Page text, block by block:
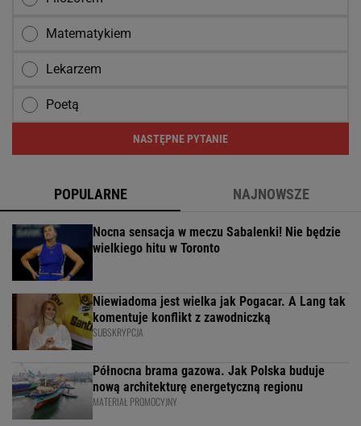
Matematykiem
Lekarzem
Poetą
NASTĘPNE PYTANIE
POPULARNE NAJNOWSZE
Nocna sensacja w meczu Sabalenki! Nie będzie
wielkiego hitu w Toronto
Niewiadoma jest wielka jak Pogacar. A Lang tak
komentuje konflikt z zawodniczką
SUBSKRYPCJA
Północna brama gazowa. Jak Polska buduje
nową architekturę energetyczną regionu
MATERIAŁ PROMOCYJNY